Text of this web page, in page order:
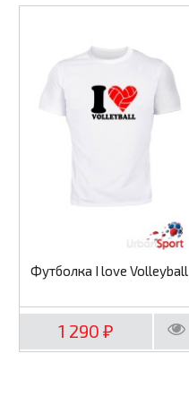
Футболка I love Volleyball
1 290 ₽